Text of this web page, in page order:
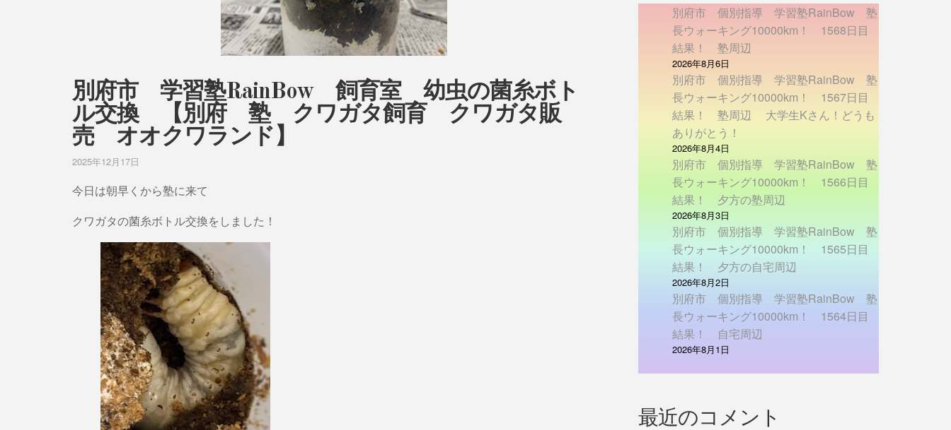
別府市 学習塾RainBow 飼育室 幼虫の菌糸ボト
ル交換 【別府 塾 クワガタ飼育 クワガタ販
売 オオクワランド】
2025年12月17日
今日は朝早くから塾に来て
クワガタの菌糸ボトル交換をしました！
別府市 個別指導 学習塾RainBow 塾
長ウォーキング10000km！ 1568日目
結果！ 塾周辺
2026年8月6日
別府市 個別指導 学習塾RainBow 塾
長ウォーキング10000km！ 1567日目
結果！ 塾周辺 大学生Kさん！どうも
ありがとう！
2026年8月4日
別府市 個別指導 学習塾RainBow 塾
長ウォーキング10000km！ 1566日目
結果！ 夕方の塾周辺
2026年8月3日
別府市 個別指導 学習塾RainBow 塾
長ウォーキング10000km！ 1565日目
結果！ 夕方の自宅周辺
2026年8月2日
別府市 個別指導 学習塾RainBow 塾
長ウォーキング10000km！ 1564日目
結果！ 自宅周辺
2026年8月1日
最近のコメント